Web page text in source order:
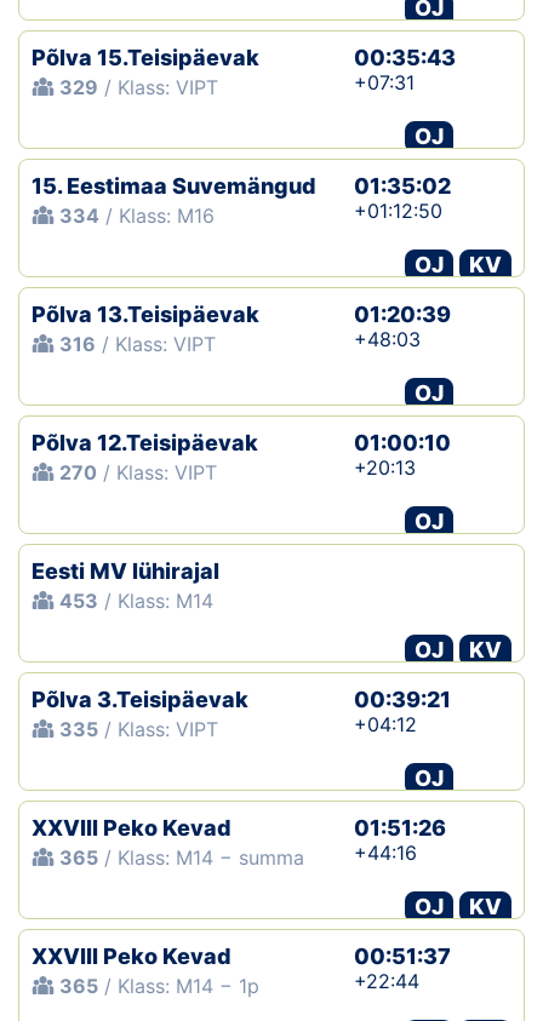
OJ
Põlva 15.Teisipäevak
329 / Klass: VIPT
00:35:43
+07:31
OJ
15. Eestimaa Suvemängud
334 / Klass: M16
01:35:02
+01:12:50
OJ
KV
Põlva 13.Teisipäevak
316 / Klass: VIPT
01:20:39
+48:03
OJ
Põlva 12.Teisipäevak
270 / Klass: VIPT
01:00:10
+20:13
OJ
Eesti MV lühirajal
453 / Klass: M14
OJ
KV
Põlva 3.Teisipäevak
335 / Klass: VIPT
00:39:21
+04:12
OJ
XXVIII Peko Kevad
365 / Klass: M14 − summa
01:51:26
+44:16
OJ
KV
XXVIII Peko Kevad
365 / Klass: M14 − 1p
00:51:37
+22:44